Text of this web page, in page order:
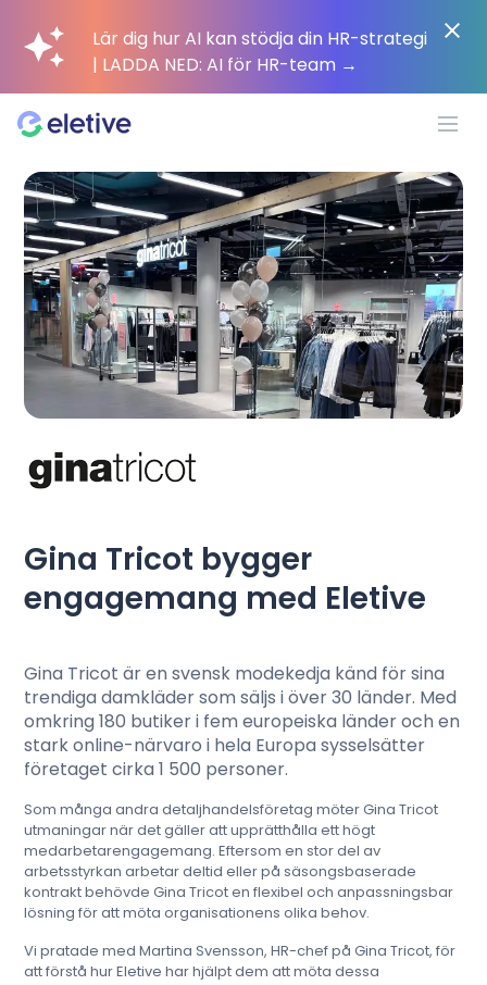
Lär dig hur AI kan stödja din HR-strategi
| LADDA NED: AI för HR-team →
Plattform
Varför Eletive?
Kunder
Resurser
Pris
Språk: Svenska
Kontakta sälj
Logga in
Gina Tricot bygger
engagemang med Eletive
Gina Tricot är en svensk modekedja känd för sina
trendiga damkläder som säljs i över 30 länder. Med
omkring 180 butiker i fem europeiska länder och en
stark online-närvaro i hela Europa sysselsätter
företaget cirka 1 500 personer.
Som många andra detaljhandelsföretag möter Gina Tricot
utmaningar när det gäller att upprätthålla ett högt
medarbetarengagemang. Eftersom en stor del av
arbetsstyrkan arbetar deltid eller på säsongsbaserade
kontrakt behövde Gina Tricot en flexibel och anpassningsbar
lösning för att möta organisationens olika behov.
Vi pratade med Martina Svensson, HR-chef på Gina Tricot, för
att förstå hur Eletive har hjälpt dem att möta dessa